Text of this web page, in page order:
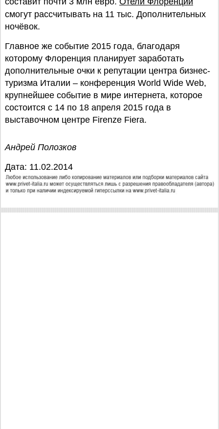
смогут рассчитывать на 11 тыс. Дополнительных
ночёвок.
Главное же событие 2015 года, благодаря
которому Флоренция планирует заработать
дополнительные очки к репутации центра бизнес-
туризма Италии – конференция World Wide Web,
крупнейшее событие в мире интернета, которое
состоится с 14 по 18 апреля 2015 года в
выставочном центре Firenze Fiera.
Андрей Полозков
Дата: 11.02.2014